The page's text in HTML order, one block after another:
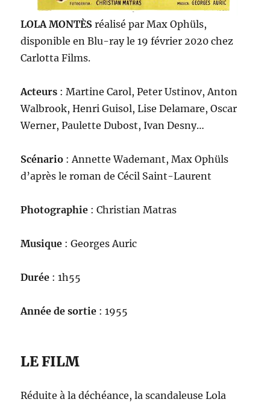
LOLA MONTÈSréalisé par Max Ophüls,
disponible en Blu-ray le 19 février 2020 chez
Carlotta Films.
Acteurs : Martine Carol, Peter Ustinov, Anton
Walbrook, Henri Guisol, Lise Delamare, Oscar
Werner, Paulette Dubost, Ivan Desny…
Scénario : Annette Wademant, Max Ophüls
d’après le roman de Cécil Saint-Laurent
Photographie : Christian Matras
Musique : Georges Auric
Durée : 1h55
Année de sortie : 1955
LE FILM
Réduite à la déchéance, la scandaleuse Lola